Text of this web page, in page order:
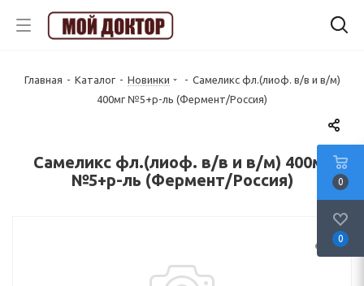
Главная - Каталог - Новинки - Самеликс фл.(лиоф. в/в и в/м)
400мг №5+р-ль (Фермент/Россия)
Самеликс фл.(лиоф. в/в и в/м) 400мг
№5+р-ль (Фермент/Россия)
0
0